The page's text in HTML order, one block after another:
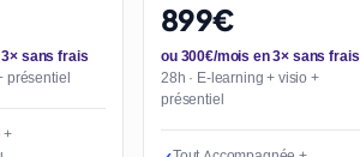
sans frais
présentiel
+
899€
ou 300€/mois en 3× sans frais
28h · E-learning + visio +
présentiel